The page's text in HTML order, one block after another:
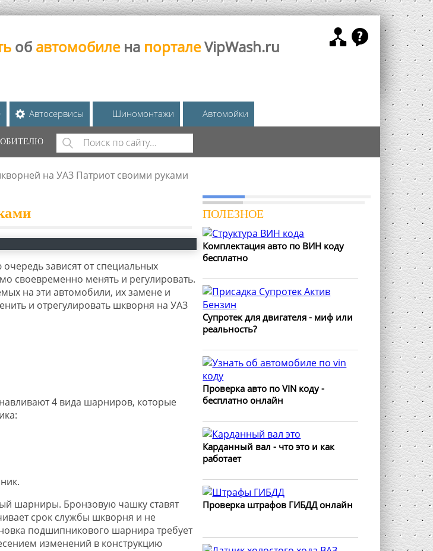
об автомобиле на порталеVipWash.ru
Автосервисы Шиномонтажи Автомойки
ФОРМА ПОИСКА
Поиск
на УАЗ Патриот своими руками
зависят от специальных
своевременно менять и регулировать.
на эти автомобили, их замене и
и отрегулировать шкворня на УАЗ
4 вида шарниров, которые
шарниры. Бронзовую чашку ставят
срок службы шкворня и не
подшипникового шарнира требует
изменений в конструкцию
ПОЛЕЗНОЕ
Комплектация авто по ВИН коду
бесплатно
Супротек для двигателя - миф или
реальность?
Проверка авто по VIN коду -
бесплатно онлайн
Карданный вал - что это и как
работает
Проверка штрафов ГИБДД онлайн